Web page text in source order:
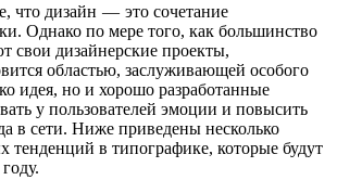
что дизайн — это сочетание
Однако по мере того, как большинство
свои дизайнерские проекты,
областью, заслуживающей особого
идея, но и хорошо разработанные
у пользователей эмоции и повысить
в сети. Ниже приведены несколько
тенденций в типографике, которые будут